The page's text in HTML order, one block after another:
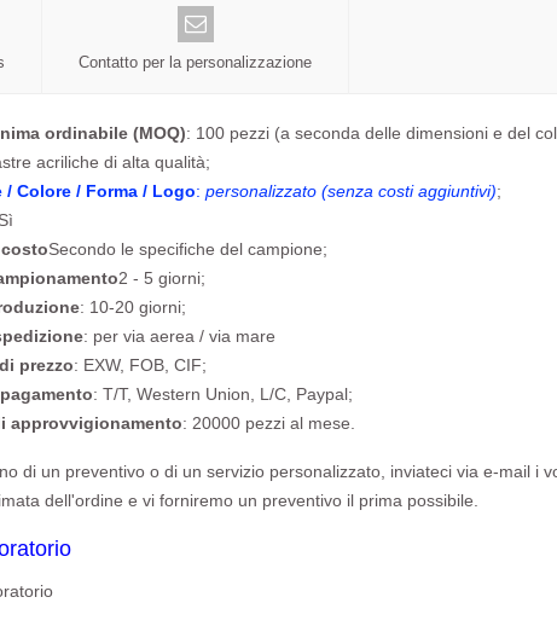
Contatto per la personalizzazione
ordinabile (MOQ): 100 pezzi (a seconda delle dimensioni e del
acriliche di alta qualità;
/ Colore / Forma / Logo: personalizzato (senza costi aggiuntivi);
Secondo le specifiche del campione;
2 - 5 giorni;
: 10-20 giorni;
: per via aerea / via mare
prezzo: EXW, FOB, CIF;
: T/T, Western Union, L/C, Paypal;
approvvigionamento: 20000 pezzi al mese.
di un preventivo o di un servizio personalizzato, inviateci via e-mail i
dell'ordine e vi forniremo un preventivo il prima possibile.